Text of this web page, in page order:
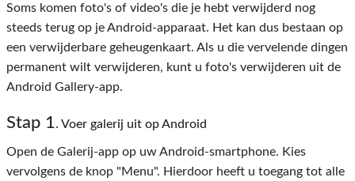
Soms komen foto's of video's die je hebt verwijderd nog
steeds terug op je Android-apparaat. Het kan dus bestaan ​​op
een verwijderbare geheugenkaart. Als u die vervelende dingen
permanent wilt verwijderen, kunt u foto's verwijderen uit de
Android Gallery-app.
Stap 1. Voer galerij uit op Android
Open de Galerij-app op uw Android-smartphone. Kies
vervolgens de knop "Menu". Hierdoor heeft u toegang tot alle